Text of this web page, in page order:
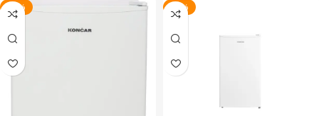
-12% -19%